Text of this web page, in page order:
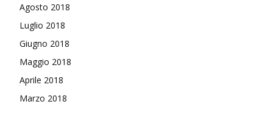
Agosto 2018
Luglio 2018
Giugno 2018
Maggio 2018
Aprile 2018
Marzo 2018